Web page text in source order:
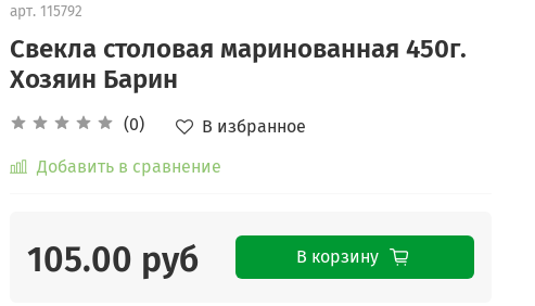
арт. 115792
Свекла столовая маринованная 450г.
Хозяин Барин
(0)
В избранное
Добавить в сравнение
105.00 руб В корзину